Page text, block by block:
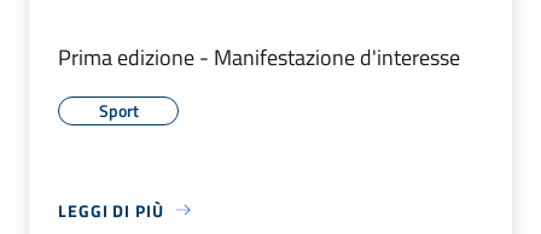
Prima edizione - Manifestazione d'interesse
Sport
LEGGI DI PIÙ